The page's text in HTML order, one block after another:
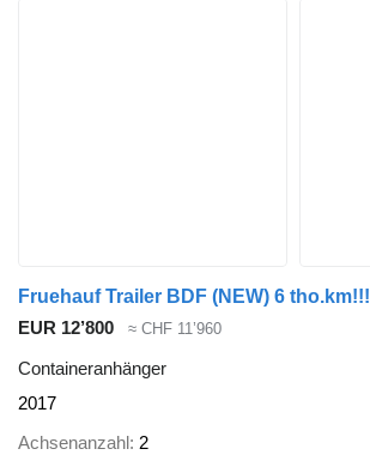
Fruehauf Trailer BDF (NEW) 6 tho.km!!!
EUR 12’800
≈ CHF 11’960
Containeranhänger
2017
Achsenanzahl 2